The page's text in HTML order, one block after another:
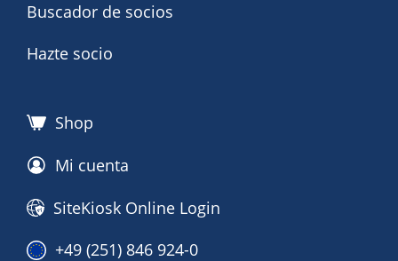
Buscador de socios
Hazte socio
Shop
Mi cuenta
SiteKiosk Online Login
+49 (251) 846 924-0